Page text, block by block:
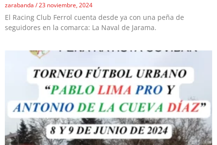
zarabanda 23 noviembre, 2024
El Racing Club Ferrol cuenta desde ya con una peña de
seguidores en la comarca: La Naval de Jarama.